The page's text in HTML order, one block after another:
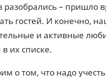
разобрались – пришло
гостей. И конечно,
и активные
в их списке.
о том, что надо